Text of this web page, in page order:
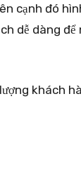
cạnh đó
dễ dàng